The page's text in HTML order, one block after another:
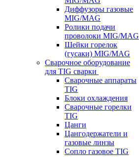
Диффузоры газовые
MIG/MAG
Ролики подачи
проволоки MIG/MAG
Шейки горелок
(гусаки) MIG/MAG
Сварочное оборудование
для TIG сварки
Сварочные аппараты
TIG
Блоки охлаждения
Сварочные горелки
TIG
Цанги
Цангодержатели и
газовые линзы
Сопло газовое TIG